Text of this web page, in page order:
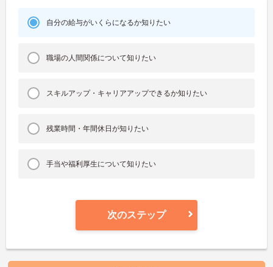
自分の給与がいくらになるか知りたい
職場の人間関係について知りたい
スキルアップ・キャリアアップできるか知りたい
残業時間・年間休日が知りたい
手当や福利厚生について知りたい
次のステップ